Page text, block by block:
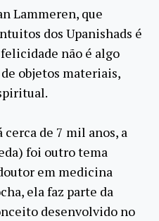
Lammeren, que
dos Upanishads é
não é algo
objetos materiais,
de 7 mil anos, a
foi outro tema
em medicina
ela faz parte da
desenvolvido no